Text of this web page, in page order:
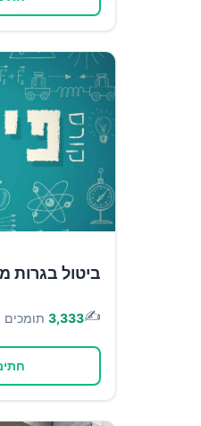
ביטול בגרות
✍️
3,333 תומכים